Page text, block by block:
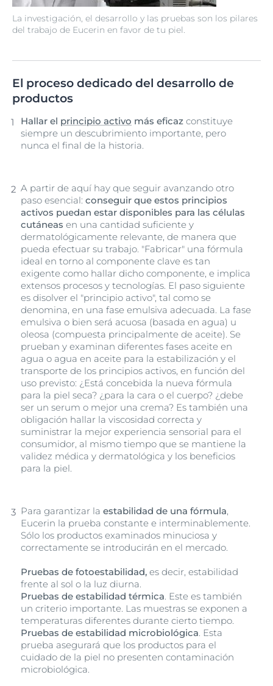
La investigación, el desarrollo y las pruebas son los pilares
del trabajo de Eucerin en favor de tu piel.
El proceso dedicado del desarrollo de
productos
Hallar el principio activo más eficaz constituye
siempre un descubrimiento importante, pero
nunca el final de la historia.
A partir de aquí hay que seguir avanzando otro
paso esencial: conseguir que estos principios
activos puedan estar disponibles para las células
cutáneas en una cantidad suficiente y
dermatológicamente relevante, de manera que
pueda efectuar su trabajo. "Fabricar" una fórmula
ideal en torno al componente clave es tan
exigente como hallar dicho componente, e implica
extensos procesos y tecnologías. El paso siguiente
es disolver el "principio activo", tal como se
denomina, en una fase emulsiva adecuada. La fase
emulsiva o bien será acuosa (basada en agua) u
oleosa (compuesta principalmente de aceite). Se
prueban y examinan diferentes fases aceite en
agua o agua en aceite para la estabilización y el
transporte de los principios activos, en función del
uso previsto: ¿Está concebida la nueva fórmula
para la piel seca? ¿para la cara o el cuerpo? ¿debe
ser un serum o mejor una crema? Es también una
obligación hallar la viscosidad correcta y
suministrar la mejor experiencia sensorial para el
consumidor, al mismo tiempo que se mantiene la
validez médica y dermatológica y los beneficios
para la piel.
Para garantizar la estabilidad de una fórmula,
Eucerin la prueba constante e interminablemente.
Sólo los productos examinados minuciosa y
correctamente se introducirán en el mercado.
Pruebas de fotoestabilidad, es decir, estabilidad
frente al sol o la luz diurna.
Pruebas de estabilidad térmica. Este es también
un criterio importante. Las muestras se exponen a
temperaturas diferentes durante cierto tiempo.
Pruebas de estabilidad microbiológica. Esta
prueba asegurará que los productos para el
cuidado de la piel no presenten contaminación
microbiológica.